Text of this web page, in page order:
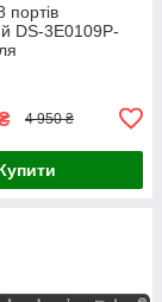
портів
DS-3E0109P-
з
8x RJ45,
4 950 ₴